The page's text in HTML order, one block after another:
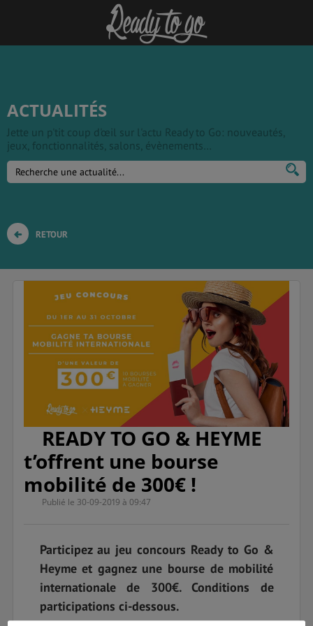
ACTUALITÉS
Jette un p'tit coup d'œil sur l'actu Ready to Go: nouveautés,
jeux, fonctionnalités, salons, évènements…
RETOUR
READY TO GO & HEYME
t’offrent une bourse
mobilité de 300€ !
Publié le 30-09-2019 à 09:47
Participez au jeu concours Ready to Go &
Heyme et gagnez une bourse de mobilité
internationale de 300€. Conditions de
participations ci-dessous.